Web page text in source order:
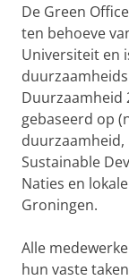
De Green
ten behoeve
Universiteit en
Duurzaamheid
gebaseerd op
Sustainable
Naties en
Groningen.
Alle
hun vaste